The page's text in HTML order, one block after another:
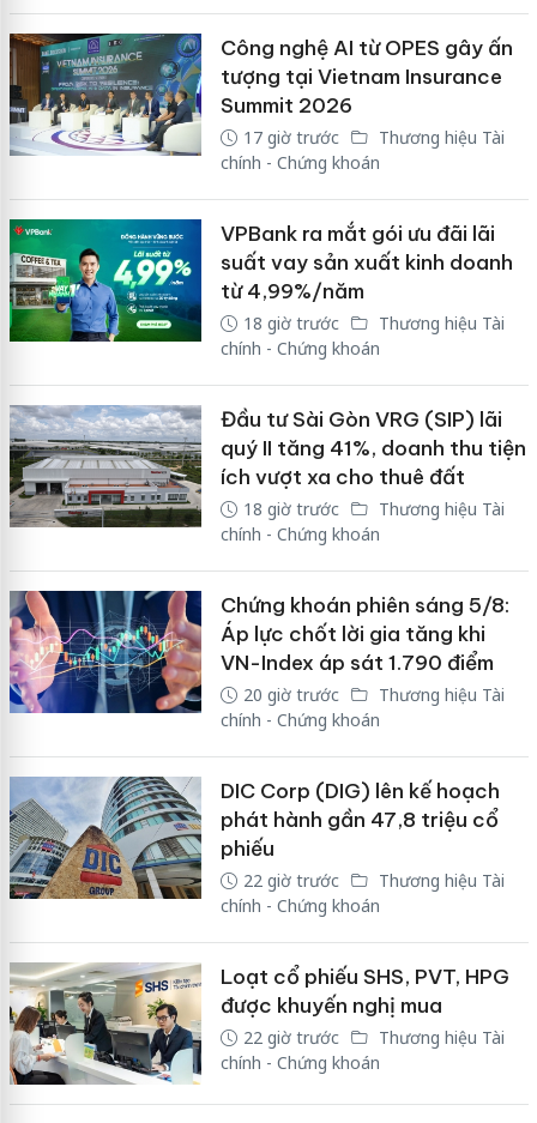
Công nghệ AI từ OPES gây ấn
tượng tại Vietnam Insurance
Summit 2026
17 giờ trước
Thương hiệu Tài
chính - Chứng khoán
VPBank ra mắt gói ưu đãi lãi
suất vay sản xuất kinh doanh
từ 4,99%/năm
18 giờ trước
Thương hiệu Tài
chính - Chứng khoán
Đầu tư Sài Gòn VRG (SIP) lãi
quý II tăng 41%, doanh thu tiện
ích vượt xa cho thuê đất
18 giờ trước
Thương hiệu Tài
chính - Chứng khoán
Chứng khoán phiên sáng 5/8:
Áp lực chốt lời gia tăng khi
VN-Index áp sát 1.790 điểm
20 giờ trước
Thương hiệu Tài
chính - Chứng khoán
DIC Corp (DIG) lên kế hoạch
phát hành gần 47,8 triệu cổ
phiếu
22 giờ trước
Thương hiệu Tài
chính - Chứng khoán
Loạt cổ phiếu SHS, PVT, HPG
được khuyến nghị mua
22 giờ trước
Thương hiệu Tài
chính - Chứng khoán